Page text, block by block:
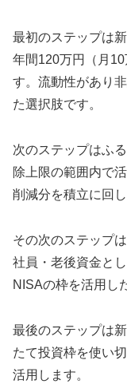
最初のステップは
年間120万円（月
す。流動性があり
た選択肢です。
次のステップはふ
除上限の範囲内で
削減分を積立に回し
その次のステップ
社員・老後資金と
NISAの枠を活用し
最後のステップは
たて投資枠を使い
活用します。